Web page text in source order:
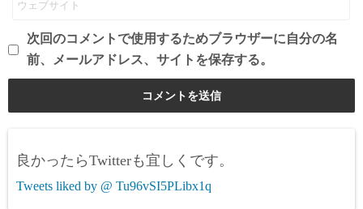
次回のコメントで使用するためブラウザーに自分の名
前、メールアドレス、サイトを保存する。
良かったらTwitterも宜しくです。
Tweets liked by @ Tu96vSI5PLibx1q